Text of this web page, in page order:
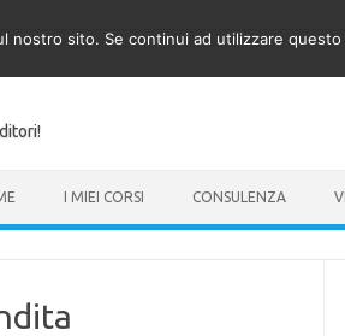
I MIEI CORSI CONSULENZA
sito. Se continui ad utilizzare